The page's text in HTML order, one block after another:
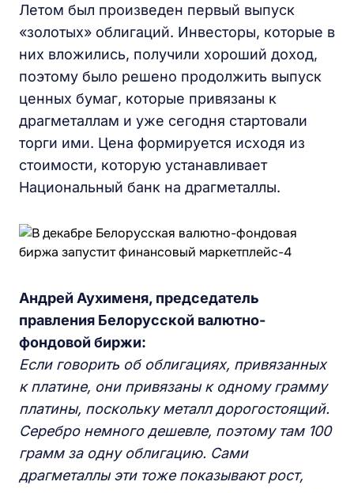
Летом был произведен первый выпуск
«золотых» облигаций. Инвесторы, которые в
них вложились, получили хороший доход,
поэтому было решено продолжить выпуск
ценных бумаг, которые привязаны к
драгметаллам и уже сегодня стартовали
торги ими. Цена формируется исходя из
стоимости, которую устанавливает
Национальный банк на драгметаллы.
Андрей Аухименя, председатель
правления Белорусской валютно-
фондовой биржи:
Если говорить об облигациях, привязанных
к платине, они привязаны к одному грамму
платины, поскольку металл дорогостоящий.
Серебро немного дешевле, поэтому там 100
грамм за одну облигацию. Сами
драгметаллы эти тоже показывают рост,